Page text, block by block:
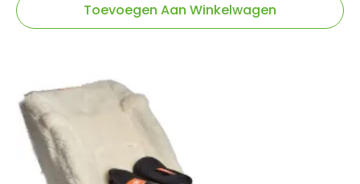
Toevoegen Aan Winkelwagen